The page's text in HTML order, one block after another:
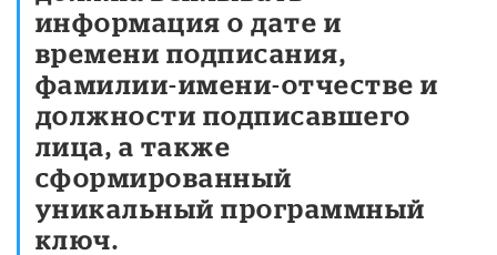
информация о дате и
времени подписания,
фамилии-имени-отчестве и
должности подписавшего
лица, а также
сформированный
уникальный программный
ключ.